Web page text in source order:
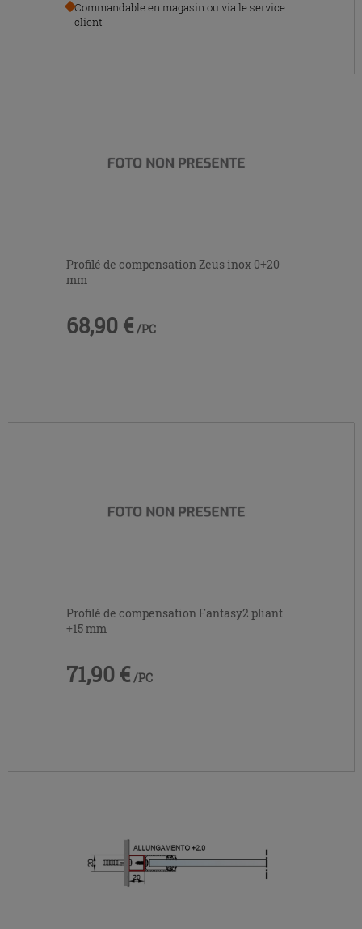
Commandable en magasin ou via le service
client
Profilé de compensation Zeus inox 0+20
mm
68,90 € /PC
Profilé de compensation Fantasy2 pliant
+15 mm
71,90 € /PC